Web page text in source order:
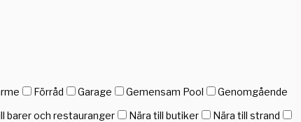
Förråd Garage Gemensam Pool
Genomgående
barer och restauranger Nära till butiker
Nära till strand